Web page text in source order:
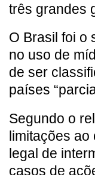
três grandes
O Brasil foi o
no uso de
de ser
países
Segundo o
limitações ao
legal de
casos de